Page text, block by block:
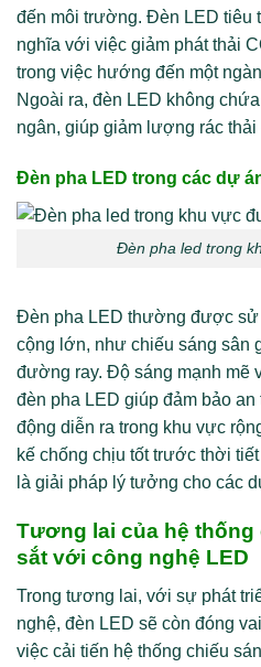
đến môi trường. Đèn LED tiêu
nghĩa với việc giảm phát thải
trong việc hướng đến một
Ngoài ra, đèn LED không
ngân, giúp giảm lượng rác
Đèn pha LED trong các dự
Đèn pha led trong
Đèn pha LED thường được sử
cộng lớn, như chiếu sáng sân
đường ray. Độ sáng mạnh mẽ
đèn pha LED giúp đảm bảo an
động diễn ra trong khu vực
kế chống chịu tốt trước thời
là giải pháp lý tưởng cho các
Tương lai của hệ
sắt với công nghệ LED
Trong tương lai, với sự phát
nghệ, đèn LED sẽ còn đóng
việc cải tiến hệ thống chiếu